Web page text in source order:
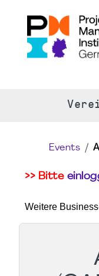
Events
>> Bitte
Weitere